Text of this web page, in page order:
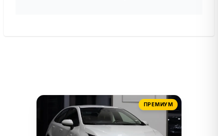
ПРЕМИУМ